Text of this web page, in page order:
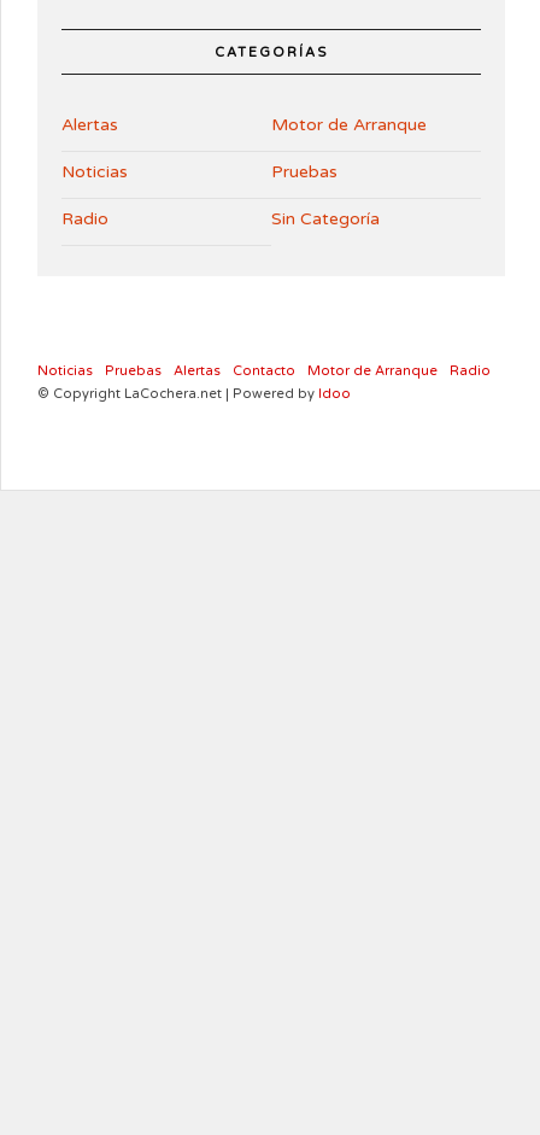
CATEGORÍAS
Alertas Motor de Arranque
Noticias Pruebas
Radio Sin Categoría
Noticias Pruebas Alertas Contacto Motor de Arranque
Radio
© Copyright LaCochera.net | Powered by Idoo